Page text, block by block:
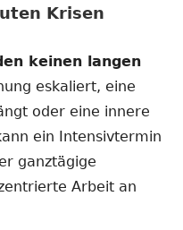
Krisen
keinen langen
eskaliert, eine
oder eine innere
ein Intensivtermin
ganztägige
Arbeit an